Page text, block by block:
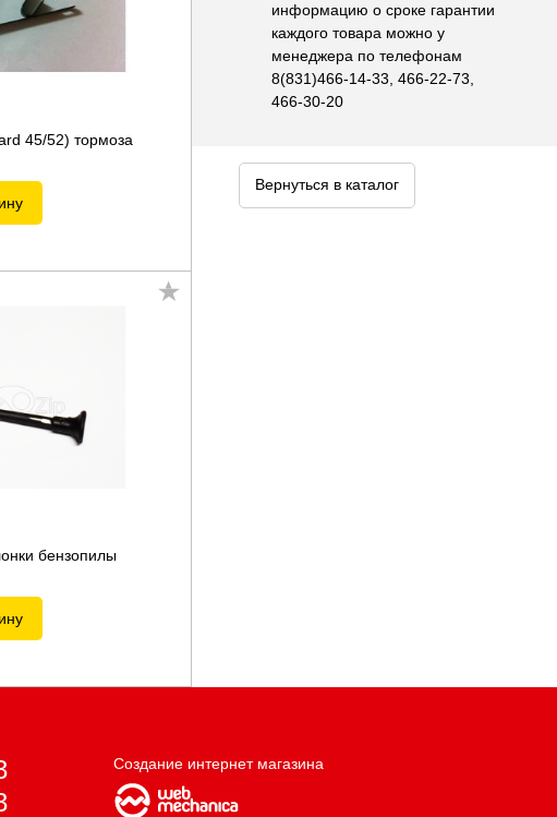
информацию о сроке гарантии
каждого товара можно у
менеджера по телефонам
8(831)466-14-33, 466-22-73,
466-30-20
Вернуться в каталог
45/52) тормоза
бензопилы
Создание интернет магазина